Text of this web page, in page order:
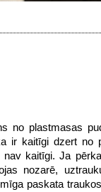
no plastmasas
ir kaitīgi dzert no
kaitīgi. Ja
nozarē,
paskata